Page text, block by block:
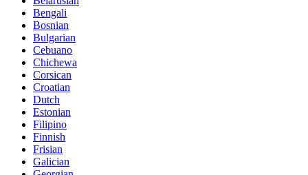
Bengali
Bosnian
Bulgarian
Cebuano
Chichewa
Corsican
Croatian
Dutch
Estonian
Filipino
Finnish
Frisian
Galician